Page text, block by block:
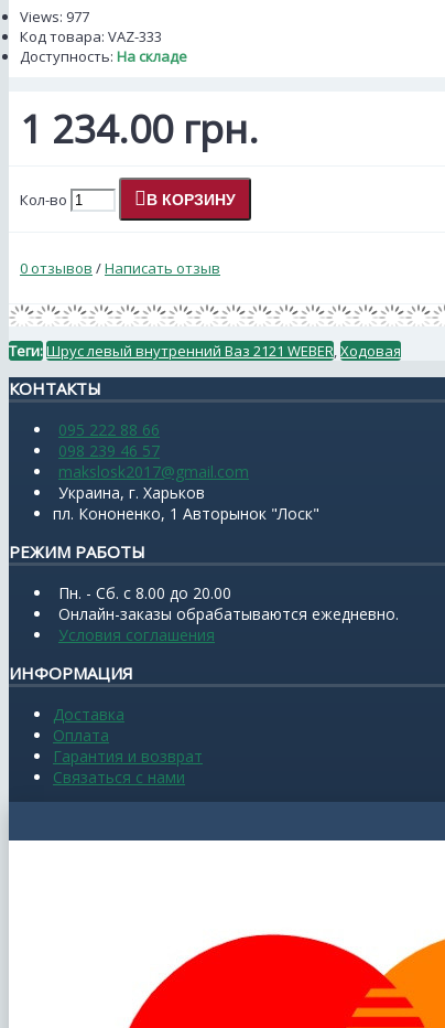
Views: 977
Код товара: VAZ-333
Доступность: На складе
1 234.00 грн.
Кол-во В КОРЗИНУ
0 отзывов /Написать отзыв
Теги:Шрус левый внутренний Ваз 2121 WEBER,Ходовая
КОНТАКТЫ
095 222 88 66
098 239 46 57
makslosk2017@gmail.com
Украина, г. Харьков
пл. Кононенко, 1 Авторынок "Лоск"
РЕЖИМ РАБОТЫ
Пн. - Сб. с 8.00 до 20.00
Онлайн-заказы обрабатываются ежедневно.
Условия соглашения
ИНФОРМАЦИЯ
Доставка
Оплата
Гарантия и возврат
Связаться с нами